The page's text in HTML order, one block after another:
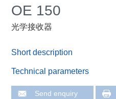
OE 150
光学接收器
Short description
Technical parameters
Send enquiry